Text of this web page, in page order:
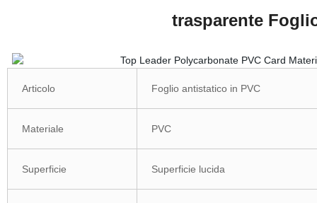
trasparente
Articolo Foglio antistatico in PVC
Materiale PVC
Superficie Superficie lucida